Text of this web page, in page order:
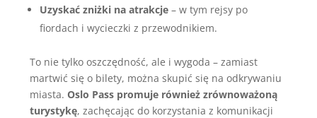
Uzyskać zniżki na atrakcje – w tym rejsy po
fiordach i wycieczki z przewodnikiem.
To nie tylko oszczędność, ale i wygoda – zamiast
martwić się o bilety, można skupić się na odkrywaniu
miasta.Oslo Pass promuje również zrównoważoną
turystykę, zachęcając do korzystania z komunikacji